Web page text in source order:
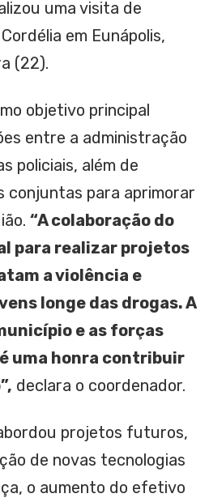
uma visita de
em Eunápolis,
(22).
objetivo principal
entre a administração
policiais, além de
para aprimorar
“A colaboração do
para realizar projetos
a violência e
longe das drogas. A
e as forças
uma honra contribuir
declara o coordenador.
projetos futuros,
de novas tecnologias
o aumento do efetivo